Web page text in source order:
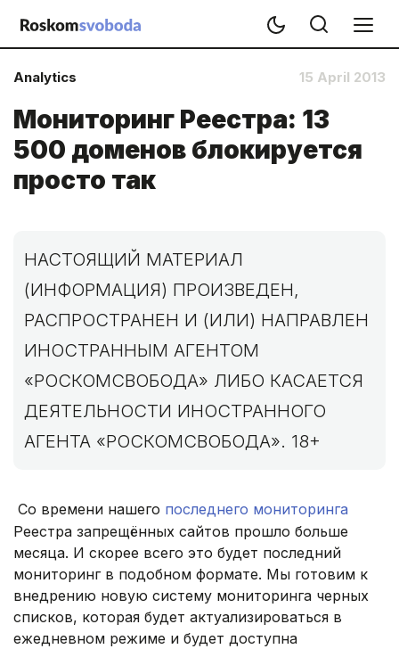
Analytics 15 April 2013
Мониторинг Реестра: 13
500 доменов блокируется
просто так
НАСТОЯЩИЙ МАТЕРИАЛ
(ИНФОРМАЦИЯ) ПРОИЗВЕДЕН,
РАСПРОСТРАНЕН И (ИЛИ) НАПРАВЛЕН
ИНОСТРАННЫМ АГЕНТОМ
«РОСКОМСВОБОДА» ЛИБО КАСАЕТСЯ
ДЕЯТЕЛЬНОСТИ ИНОСТРАННОГО
АГЕНТА «РОСКОМСВОБОДА». 18+
Со времени нашего последнего мониторинга
Реестра запрещённых сайтов прошло больше
месяца. И скорее всего это будет последний
мониторинг в подобном формате. Мы готовим к
внедрению новую систему мониторинга черных
списков, которая будет актуализироваться в
ежедневном режиме и будет доступна